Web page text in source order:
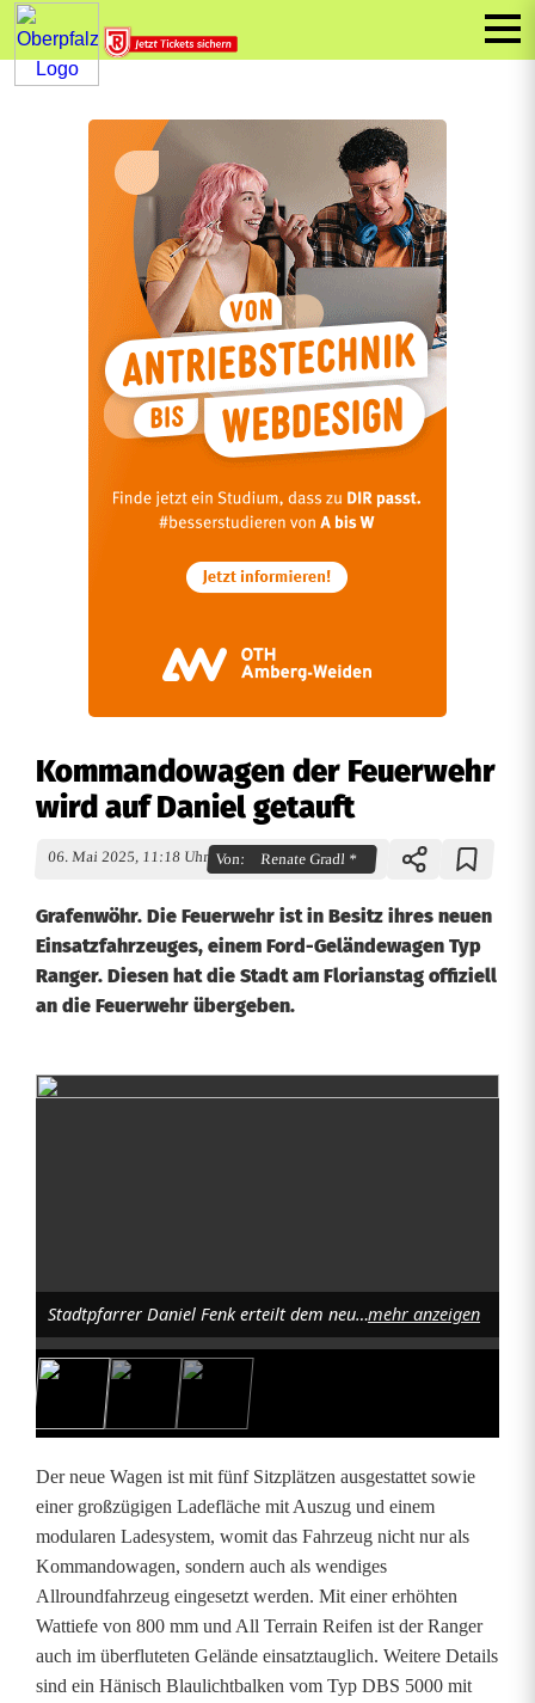
Kommandowagen der Feuerwehr
wird auf Daniel getauft
06. Mai 2025, 11:18 Uhr Von: Renate Gradl *
Grafenwöhr. Die Feuerwehr ist in Besitz ihres neuen
Einsatzfahrzeuges, einem Ford-Geländewagen Typ
Ranger. Diesen hat die Stadt am Florianstag offiziell
an die Feuerwehr übergeben.
K
n
d
o
a
g
e
n
d
Stadtpfarrer Daniel Fenk erteilt dem neuen Kommandowagen Ford Ranger zuerst den kirchlichen Segen mit Weihwasser und taufte ihn schließlich mit Sekt, denn er ist auch der Taufpate des neuen Kommandowagens, der den Namen “Daniel” trägt. Foto: Renate Gradlmehr anzeigen
Der neue Wagen ist mit fünf Sitzplätzen ausgestattet sowie
einer großzügigen Ladefläche mit Auszug und einem
modularen Ladesystem, womit das Fahrzeug nicht nur als
Kommandowagen, sondern auch als wendiges
Allroundfahrzeug eingesetzt werden. Mit einer erhöhten
Wattiefe von 800 mm und All Terrain Reifen ist der Ranger
auch im überfluteten Gelände einsatztauglich. Weitere Details
sind ein Hänisch Blaulichtbalken vom Typ DBS 5000 mit